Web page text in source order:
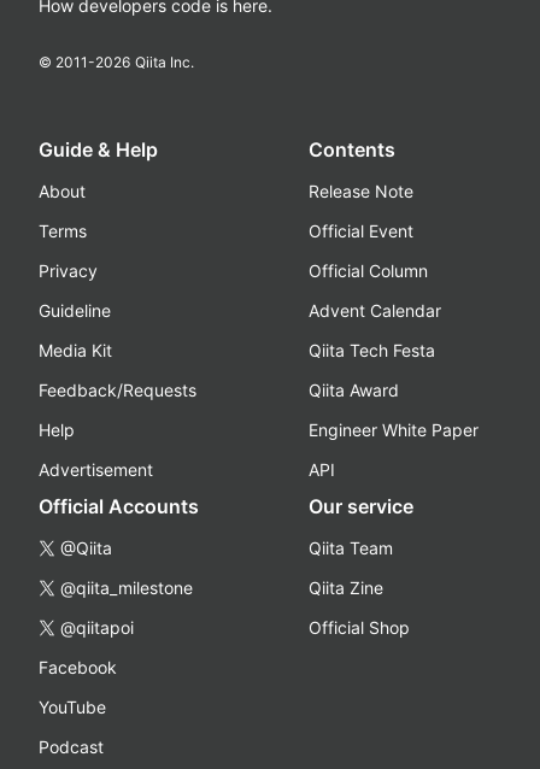
How developers code is here.
© 2011-2026 Qiita Inc.
Guide & Help
About
Terms
Privacy
Guideline
Media Kit
Feedback/Requests
Help
Advertisement
Contents
Release Note
Official Event
Official Column
Advent Calendar
Qiita Tech Festa
Qiita Award
Engineer White Paper
API
Official Accounts
@Qiita
@qiita_milestone
@qiitapoi
Facebook
YouTube
Podcast
Our service
Qiita Team
Qiita Zine
Official Shop